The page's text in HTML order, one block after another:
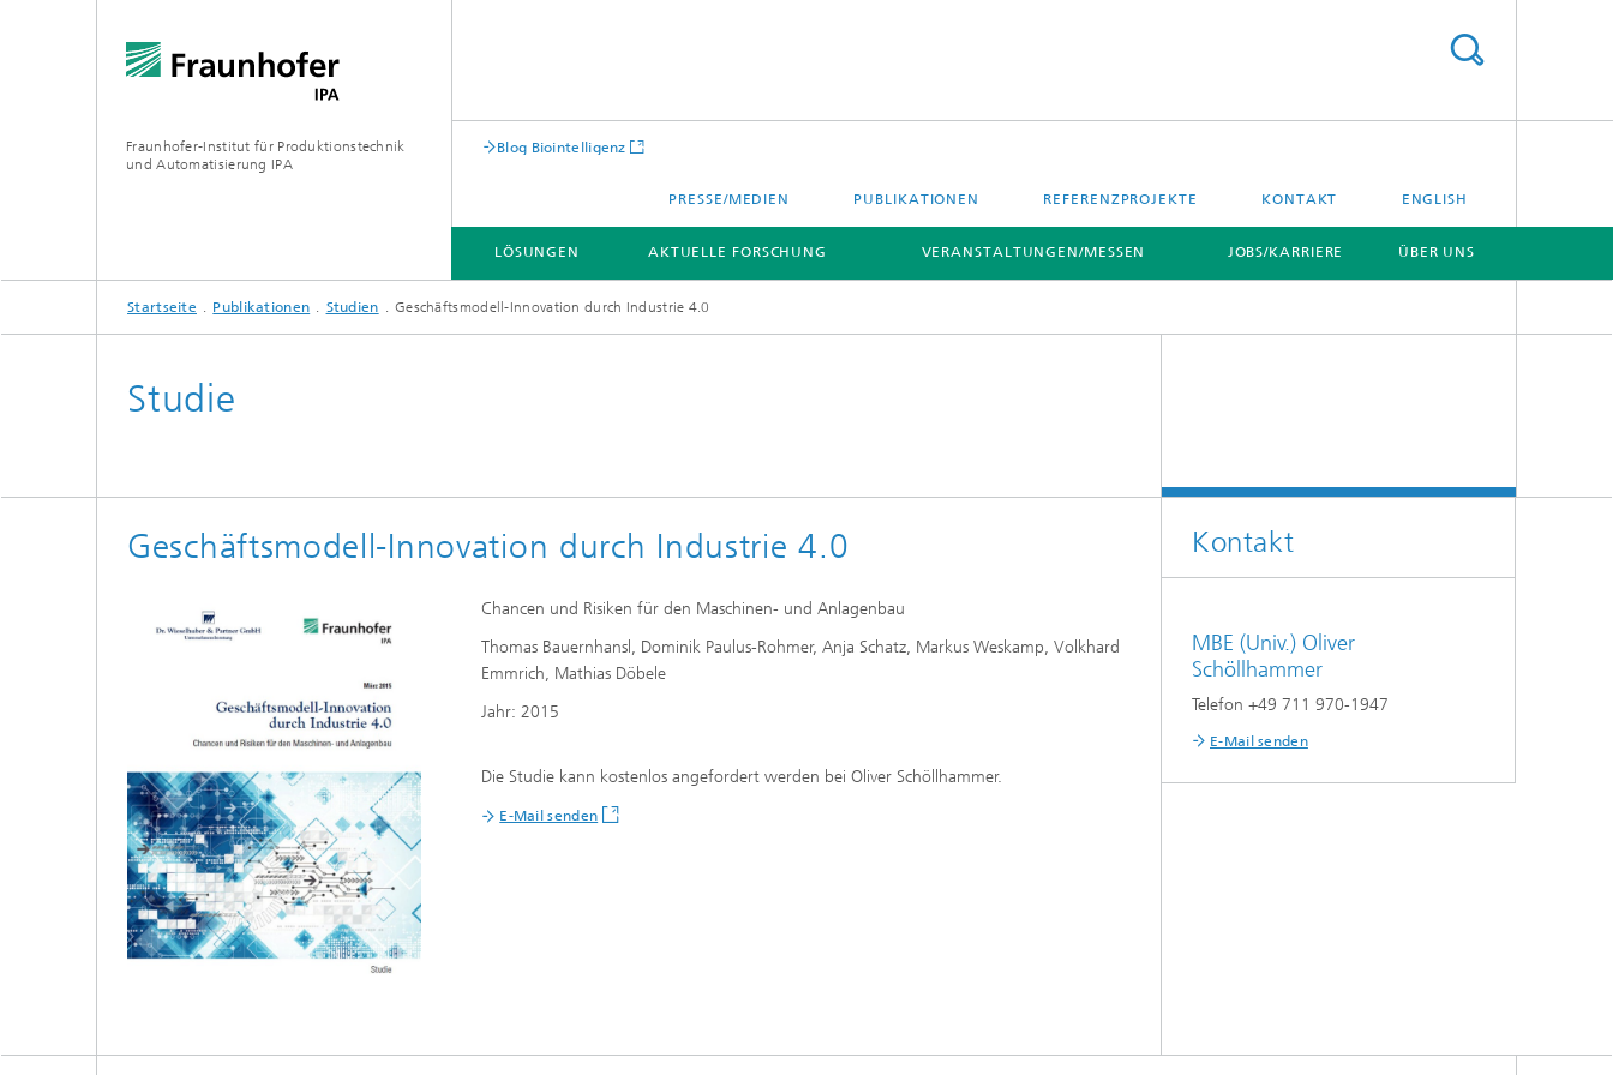
Fraunhofer-Institut für Produktionstechnik
und Automatisierung IPA
Blog Biointelligenz
PRESSE/MEDIEN PUBLIKATIONEN REFERENZPROJEKTE KONTAKT ENGLISH
LÖSUNGEN AKTUELLE FORSCHUNG VERANSTALTUNGEN/MESSEN JOBS/KARRIERE ÜBER UNS
Startseite Publikationen Studien Geschäftsmodell-Innovation durch Industrie 4.0
Studie
Geschäftsmodell-Innovation durch Industrie 4.0
Chancen und Risiken für den Maschinen- und Anlagenbau
Thomas Bauernhansl, Dominik Paulus-Rohmer, Anja Schatz, Markus Weskamp, Volkhard
Emmrich, Mathias Döbele
Jahr: 2015
Die Studie kann kostenlos angefordert werden bei Oliver Schöllhammer.
E-Mail senden
Kontakt
MBE (Univ.) Oliver
Schöllhammer
Telefon +49 711 970-1947
E-Mail senden